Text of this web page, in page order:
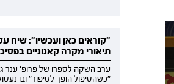
"קוראים כאן ועכשיו": שיח
תיאורי מקרה קאנוניים
ערב השקה לספרו של פרופ' ענר
"כשהטיפול הופך לסיפור" ובו